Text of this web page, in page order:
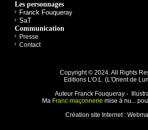
Les personnages
Franck Fouqueray
SaT
Communication
Presse
Contact
Copyright © 2024. All Rights
Editions L'O.L. (L'Orient de
Auteur Franck Fouqueray -
Ma Franc-maçonnerie mise à nu...
Création site Internet :